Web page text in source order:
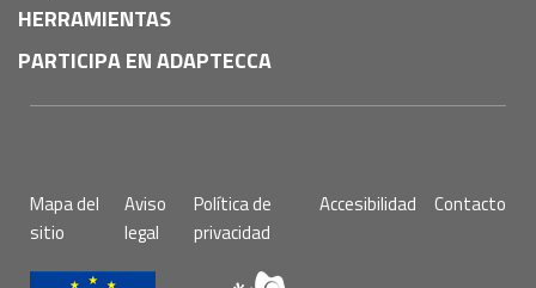
HERRAMIENTAS
PARTICIPA EN ADAPTECCA
de
página
Mapa del
sitio
Aviso
legal
Política de
privacidad
Accesibilidad Contacto